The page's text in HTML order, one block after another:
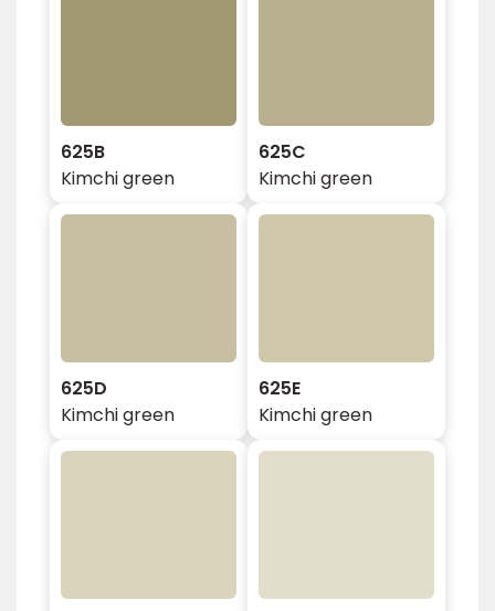
625B
Kimchi green
625C
Kimchi green
625D
Kimchi green
625E
Kimchi green